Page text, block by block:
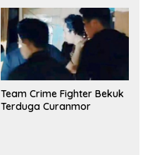
Team Crime Fighter Bekuk
Terduga Curanmor